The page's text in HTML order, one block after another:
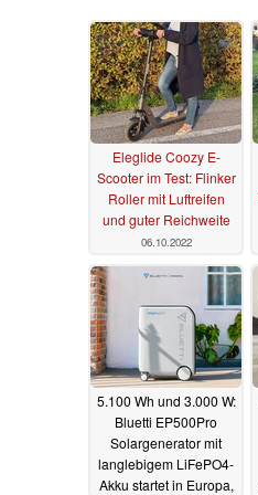
Eleglide Coozy E-
Scooter im Test: Flinker
Roller mit Luftreifen
und guter Reichweite
06.10.2022
5.100 Wh und 3.000 W:
Bluetti EP500Pro
Solargenerator mit
langlebigem LiFePO4-
Akku startet in Europa,